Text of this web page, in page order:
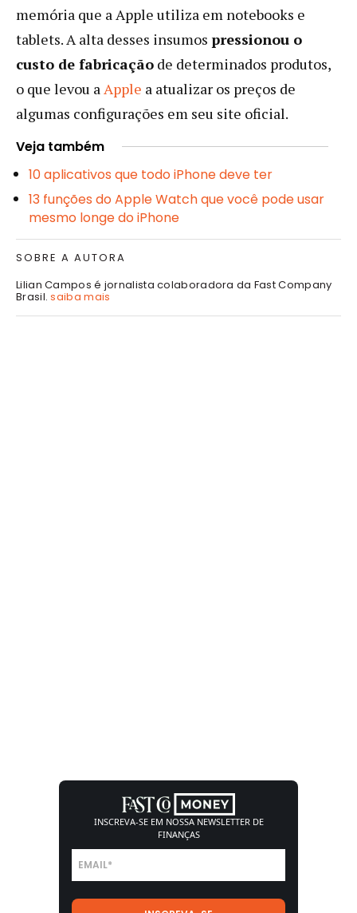
memória que a Apple utiliza em notebooks e
tablets. A alta desses insumos pressionou o
custo de fabricação de determinados produtos,
o que levou aApple a atualizar os preços de
algumas configurações em seu site oficial.
Veja também
10 aplicativos que todo iPhone deve ter
13 funções do Apple Watch que você pode usar
mesmo longe do iPhone
SOBRE A AUTORA
Lilian Campos é jornalista colaboradora da Fast Company
Brasil.saiba mais
INSCREVA-SE EM NOSSA NEWSLETTER DE
FINANÇAS